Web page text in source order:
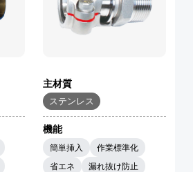
主材質
ステンレス
機能
簡単挿入
作業標準化
省エネ
漏れ抜け防止